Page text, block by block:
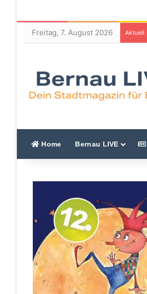
Freitag, 7. August 2026 Aktuell
Home Bernau LIVE